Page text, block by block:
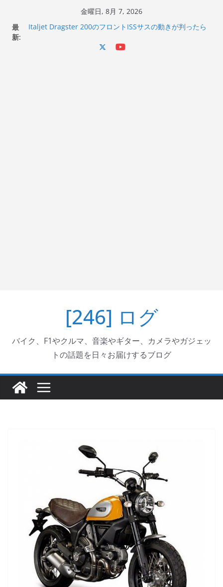
金曜日, 8月 7, 2026
最
新:
Italjet Dragster 200のフロントISSサスの動きが判ったら
Italjet Dragster 200が納車完了！各部をチェックして、ス
[246] ログ
バイク、F1やクルマ、音楽やギター、カメラやガジェッ
トの話題を日々お届けするブログ